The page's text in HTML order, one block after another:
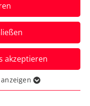
akzeptieren